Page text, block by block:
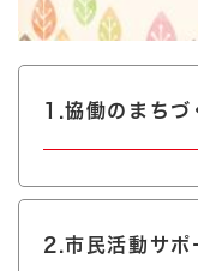
1.協働のまちづ
2.市民活動サポ